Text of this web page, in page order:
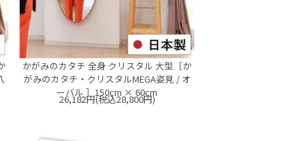
かがみのカタチ 全身 クリスタル 大型［か
がみのカタチ・クリスタルMEGA姿見 / オ
ーバル ］150cm × 60cm
26,182円(税込28,800円)